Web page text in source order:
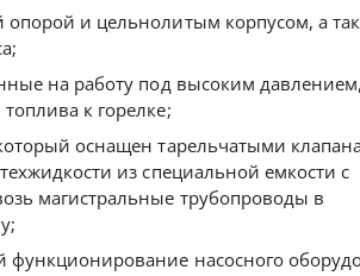
и цельнолитым корпусом, а
на работу под высоким давлением,
к горелке;
оснащен тарельчатыми
из специальной емкости с
магистральные трубопроводы в
насосного